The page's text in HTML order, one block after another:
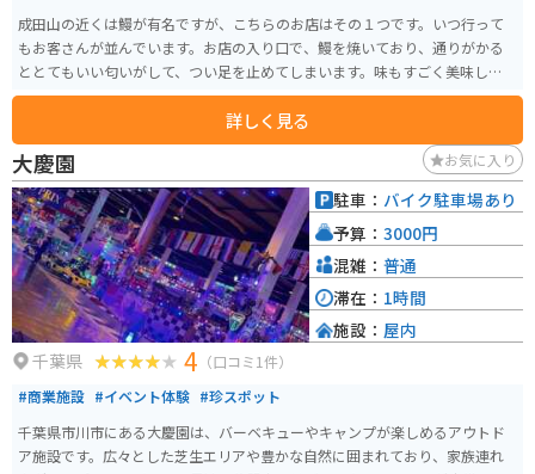
成田山の近くは鰻が有名ですが、こちらのお店はその１つです。いつ行って
もお客さんが並んでいます。お店の入り口で、鰻を焼いており、通りがかる
ととてもいい匂いがして、つい足を止めてしまいます。味もすごく美味しいで
す。
詳しく見る
大慶園 お気に入り
千葉県 4 （口コミ1件）
#商業施設 #イベント体験 #珍スポット
千葉県市川市にある大慶園は、バーベキューやキャンプが楽しめるアウトド
ア施設です。広々とした芝生エリアや豊かな自然に囲まれており、家族連れ
駐車： バイク駐車場あり
予算： 3000円
混雑： 普通
滞在： 1時間
施設： 屋内